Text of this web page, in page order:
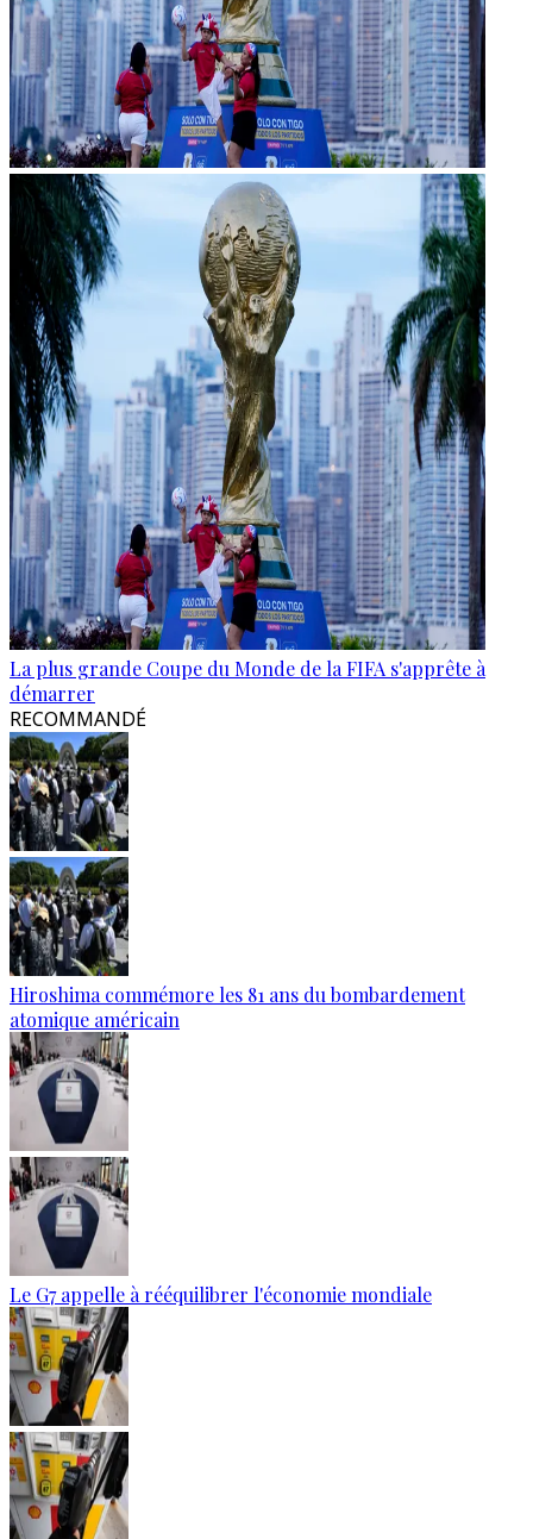
La plus grande Coupe du Monde de la FIFA s'apprête à
démarrer
RECOMMANDÉ
Hiroshima commémore les 81 ans du bombardement
atomique américain
Le G7 appelle à rééquilibrer l'économie mondiale